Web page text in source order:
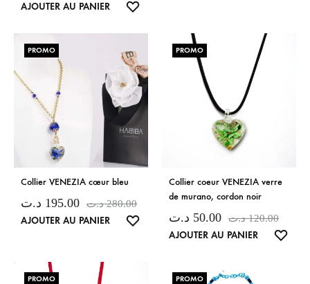
AJOUTER AU PANIER
PROMO
Collier VENEZIA cœur bleu
195.00 د.ت 280.00 د.ت
AJOUTER AU PANIER
PROMO
Collier coeur VENEZIA verre
de murano, cordon noir
50.00 د.ت 120.00 د.ت
AJOUTER AU PANIER
PROMO PROMO